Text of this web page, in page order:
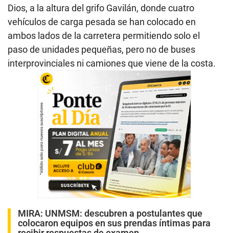
Dios, a la altura del grifo Gavilán, donde cuatro
vehículos de carga pesada se han colocado en
ambos lados de la carretera permitiendo solo el
paso de unidades pequeñas, pero no de buses
interprovinciales ni camiones que viene de la costa.
MIRA: UNMSM: descubren a postulantes que
colocaron equipos en sus prendas íntimas para